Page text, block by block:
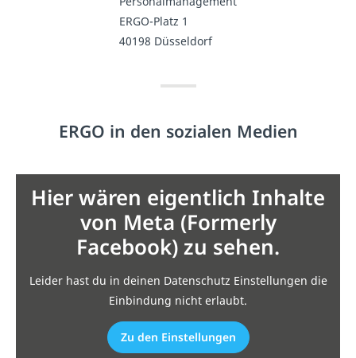
ERGO-Platz 1
40198 Düsseldorf
ERGO in den sozialen Medien
Hier wären eigentlich Inhalte
von Meta (Formerly
Facebook) zu sehen.
Leider hast du in deinen Datenschutz Einstellungen die
Einbindung nicht erlaubt.
Zu den Einstellungen